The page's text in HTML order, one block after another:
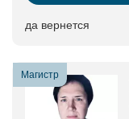
да вернется
Магистр